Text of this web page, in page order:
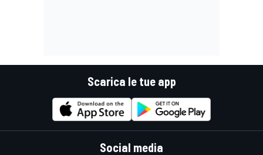
Scarica le tue app
Social media